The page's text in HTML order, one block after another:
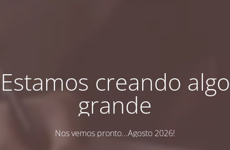
Estamos creando algo
grande
Nos vemos pronto...Agosto 2026!